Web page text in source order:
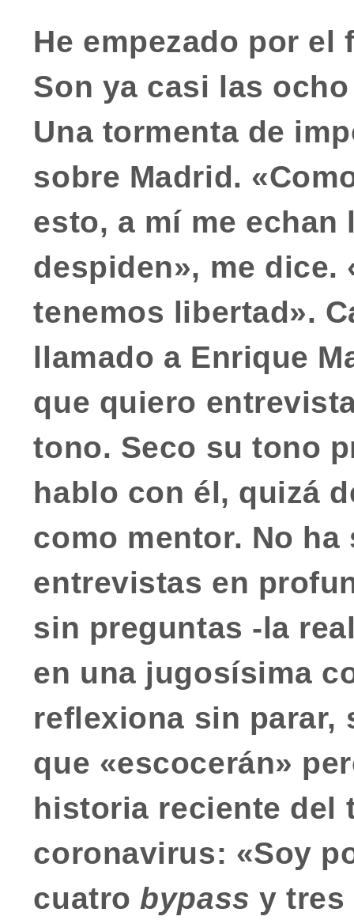
He empezado por
Son ya casi las
Una tormenta de
sobre Madrid.
esto, a mí me
despiden», me dice.
tenemos libertad».
llamado a Enrique
que quiero
tono. Seco su tono
hablo con él, quizá
como mentor. No
entrevistas en
sin preguntas -la
en una jugosísima
reflexiona sin parar,
que «escocerán»
historia reciente del
coronavirus: «Soy
cuatro bypass y tres